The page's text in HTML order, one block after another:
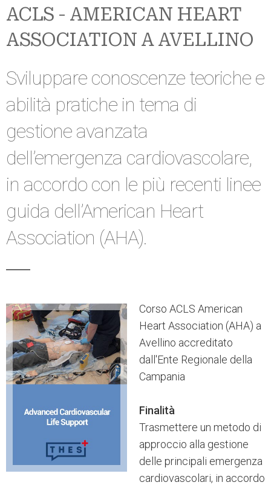
ACLS - AMERICAN HEART
ASSOCIATION A AVELLINO
Sviluppare conoscenze teoriche e
abilità pratiche in tema di
gestione avanzata
dell’emergenza cardiovascolare,
in accordo con le più recenti linee
guida dell’American Heart
Association (AHA).
Corso ACLS American
Heart Association (AHA) a
Avellino accreditato
dall'Ente Regionale della
Campania
Finalità
Trasmettere un metodo di
approccio alla gestione
delle principali emergenza
cardiovascolari, in accordo